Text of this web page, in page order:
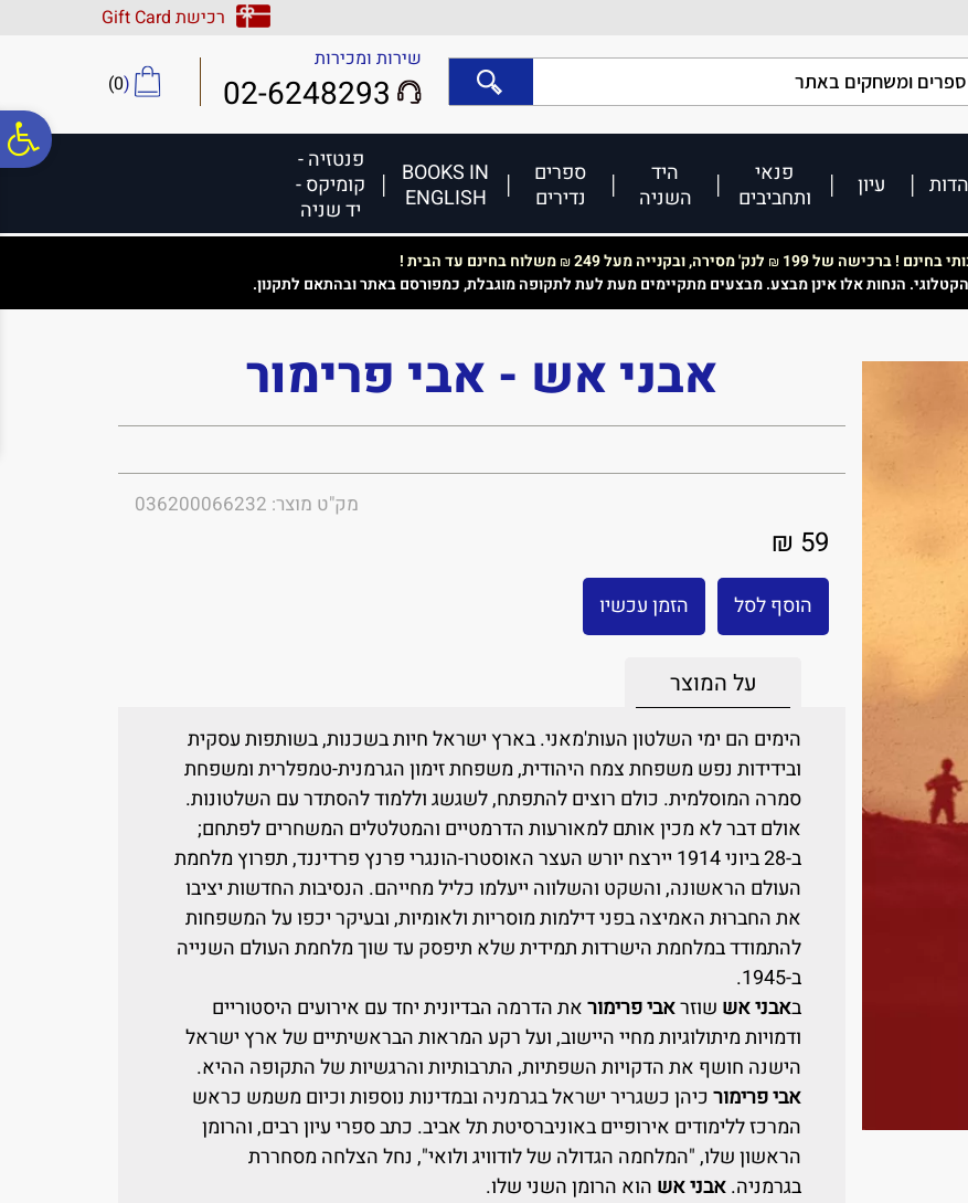
נגישות
אתר
המרכזי
רכישת Gift Card
שירות ומכירות
02-6248293
(
0
)
עיון
פנאי
ותחביבים
היד
השניה
ספרים
נדירים
BOOKS IN
ENGLISH
פנטזיה -
קומיקס -
יד שניה
בחינם ! ברכישה של 199 ₪ לנק' מסירה, ובקנייה מעל 249 ₪משלוח בחינם עד הבית !
הנחות אלו אינן מבצע. מבצעים מתקיימים מעת לעת לתקופה מוגבלת, כמפורסם באתר ובהתאם לתקנון.
אבני אש - אבי פרימור
מק"ט מוצר: 036200066232
59 ₪
הוסף לסל הזמן עכשיו
על המוצר
הימים הם ימי השלטון העות'מאני. בארץ ישראל חיות בשכנות, בשותפות עסקית
ובידידות נפש משפחת צמח היהודית, משפחת זימון הגרמנית-טמפלרית ומשפחת
סמרה המוסלמית. כולם רוצים להתפתח, לשגשג וללמוד להסתדר עם השלטונות.
אולם דבר לא מכין אותם למאורעות הדרמטיים והמטלטלים המשחרים לפתחם;
ב-28 ביוני 1914 יירצח יורש העצר האוסטרו-הונגרי פרנץ פרדיננד, תפרוץ מלחמת
העולם הראשונה, והשקט והשלווה ייעלמו כליל מחייהם. הנסיבות החדשות יציבו
את החברוּת האמיצה בפני דילמות מוסריות ולאומיות, ובעיקר יכפו על המשפחות
להתמודד במלחמת הישרדות תמידית שלא תיפסק עד שוך מלחמת העולם השנייה
ב-1945.
באבני אש שוזראבי פרימוראת הדרמה הבדיונית יחד עם אירועים היסטוריים
ודמויות מיתולוגיות מחיי היישוב, ועל רקע המראות הבראשיתיים של ארץ ישראל
הישנה חושף את הדקויות השפתיות, התרבותיות והרגשיות של התקופה ההיא.
אבי פרימורכיהן כשגריר ישראל בגרמניה ובמדינות נוספות וכיום משמש כראש
המרכז ללימודים אירופיים באוניברסיטת תל אביב. כתב ספרי עיון רבים, והרומן
הראשון שלו, "המלחמה הגדולה של לודוויג ולואי", נחל הצלחה מסחררת
בגרמניה.אבני אש הוא הרומן השני שלו.